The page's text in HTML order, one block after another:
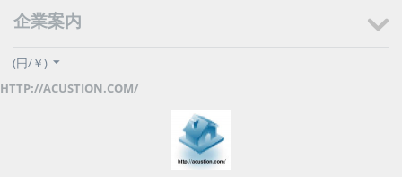
企業案内
(円/￥)
HTTP://ACUSTION.COM/